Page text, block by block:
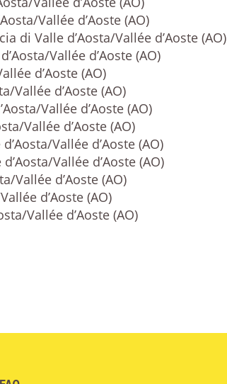
Vallée d’Aoste (AO)
di Valle d’Aosta/Vallée d’Aoste (AO)
Vallée d’Aoste (AO)
d’Aoste (AO)
Vallée d’Aoste (AO)
Vallée d’Aoste (AO)
Vallée d’Aoste (AO)
Vallée d’Aoste (AO)
Vallée d’Aoste (AO)
Vallée d’Aoste (AO)
d’Aoste (AO)
Vallée d’Aoste (AO)